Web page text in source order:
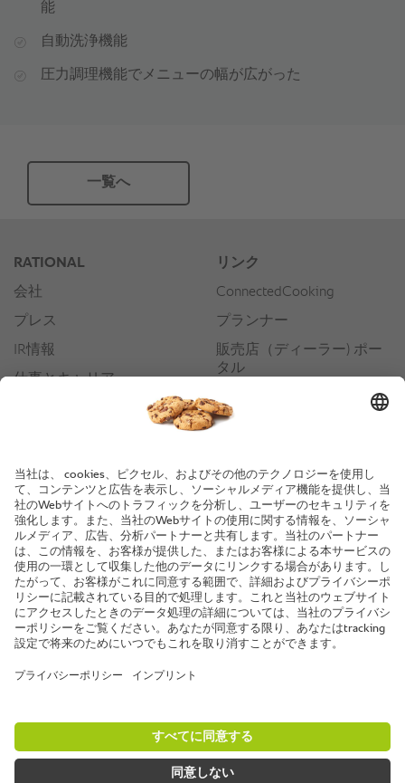
能
自動洗浄機能
圧力調理機能でメニューの幅が広がった
一覧へ